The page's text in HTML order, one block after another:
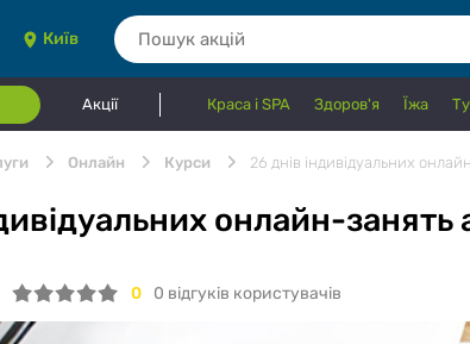
Київ
Акції Краса і SPA Здоров'я Їжа
Онлайн Курси 26 днів індивідуальних
онлайн-
0 0 відгуків користувачів